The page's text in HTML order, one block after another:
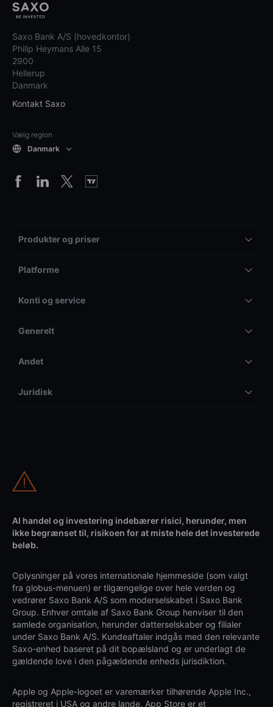
Saxo Bank A/S (hovedkontor)
Philip Heymans Alle 15
2900
Hellerup
Danmark
Kontakt Saxo
Vælg region
Danmark
Produkter og priser
Platforme
Konti og service
Generelt
Andet
Juridisk
Al handel og investering indebærer risici, herunder, men
ikke begrænset til, risikoen for at miste hele det investerede
beløb.
Oplysninger på vores internationale hjemmeside (som valgt
fra globus-menuen) er tilgængelige over hele verden og
vedrører Saxo Bank A/S som moderselskabet i Saxo Bank
Group. Enhver omtale af Saxo Bank Group henviser til den
samlede organisation, herunder datterselskaber og filialer
under Saxo Bank A/S. Kundeaftaler indgås med den relevante
Saxo-enhed baseret på dit bopælsland og er underlagt de
gældende love i den pågældende enheds jurisdiktion.
Apple og Apple-logoet er varemærker tilhørende Apple Inc.,
registreret i USA og andre lande. App Store er et